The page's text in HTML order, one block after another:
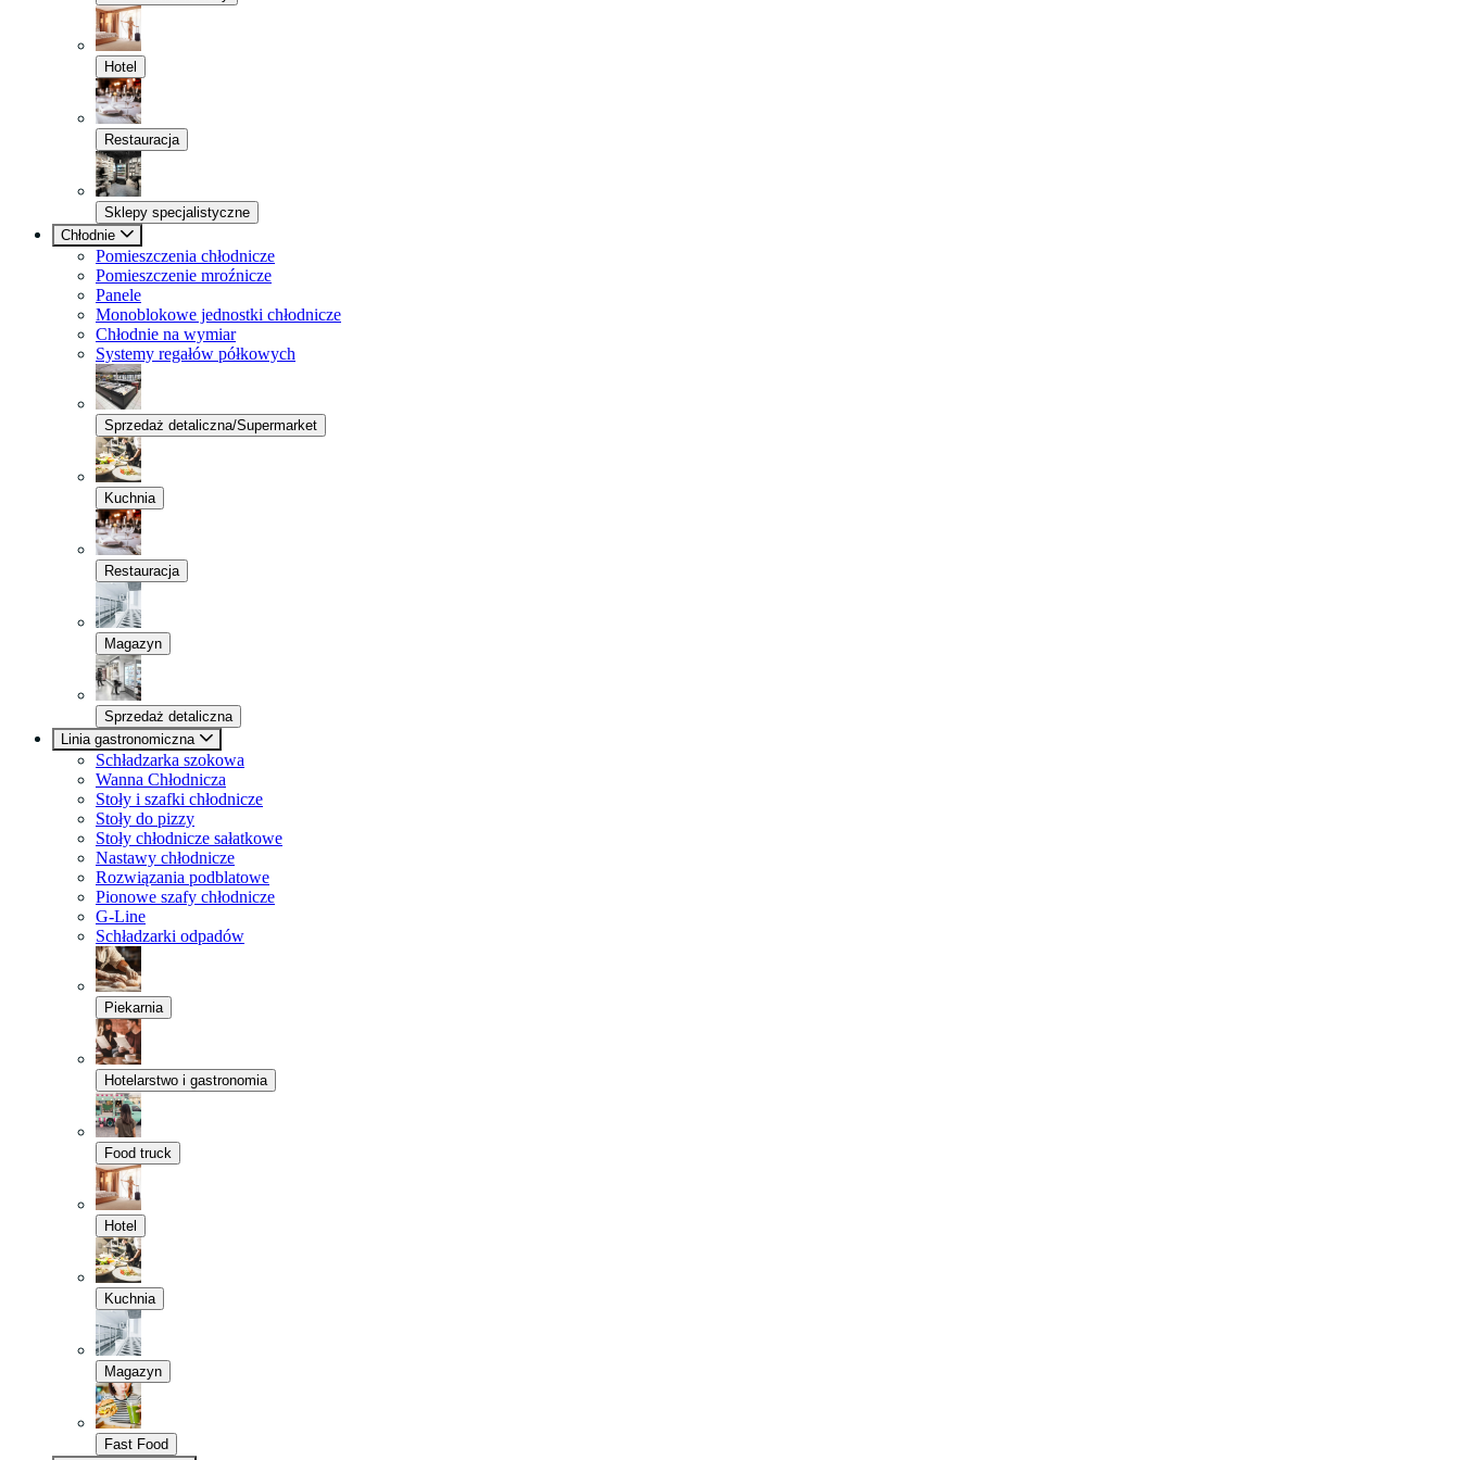
Hotel
Restauracja
Sklepy specjalistyczne
Chłodnie
Pomieszczenia chłodnicze
Pomieszczenie mroźnicze
Panele
Monoblokowe jednostki chłodnicze
Chłodnie na wymiar
Systemy regałów półkowych
Sprzedaż detaliczna/Supermarket
Kuchnia
Restauracja
Magazyn
Sprzedaż detaliczna
Linia gastronomiczna
Schładzarka szokowa
Wanna Chłodnicza
Stoły i szafki chłodnicze
Stoły do pizzy
Stoły chłodnicze sałatkowe
Nastawy chłodnicze
Rozwiązania podblatowe
Pionowe szafy chłodnicze
G-Line
Schładzarki odpadów
Piekarnia
Hotelarstwo i gastronomia
Food truck
Hotel
Kuchnia
Magazyn
Fast Food